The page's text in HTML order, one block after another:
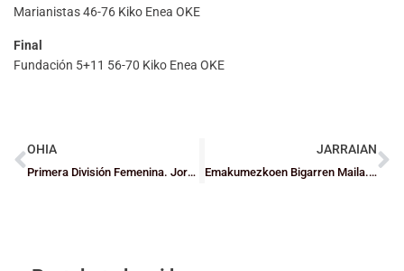
Marianistas 46-76 Kiko Enea OKE
Final
Fundación 5+11 56-70 Kiko Enea OKE
OHIA
Primera División Femenina. Jornada 14
JARRAIAN
Emakumezkoen Bigarren Maila. 12. jardunaldia